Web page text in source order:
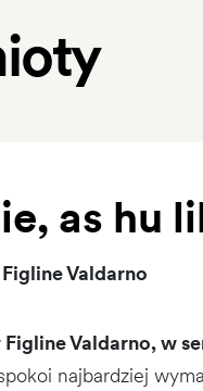
as hu
Valdarno
Valdarno, w
najbardziej